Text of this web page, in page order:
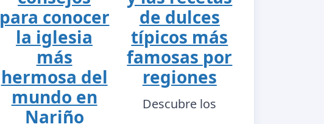
para conocer
la iglesia
más
hermosa del
mundo en
Nariño
de dulces
típicos más
famosas por
regiones
Descubre los